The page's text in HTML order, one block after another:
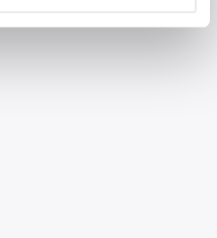
och annonserna
vi tror att du tycker om. Det
själv vilka cookies